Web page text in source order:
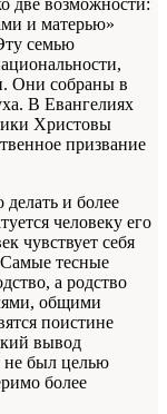
две возможности:
и матерью»
семью
Они собраны в
В Евангелиях
Христовы
призвание
и более
человеку его
чувствует себя
тесные
а родство
общими
поистине
вывод
не был целью
более